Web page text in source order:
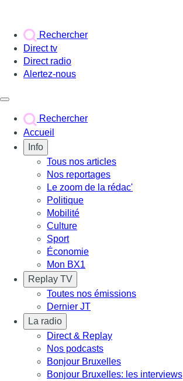
Rechercher
Direct tv
Direct radio
Alertez-nous
Rechercher
Accueil
Info
Tous nos articles
Nos reportages
Le zoom de la rédac'
Politique
Mobilité
Culture
Sport
Économie
Mon BX1
Replay TV
Toutes nos émissions
Dernier JT
La radio
Direct & Replay
Nos podcasts
Bonjour Bruxelles
Bonjour Bruxelles: les interviews